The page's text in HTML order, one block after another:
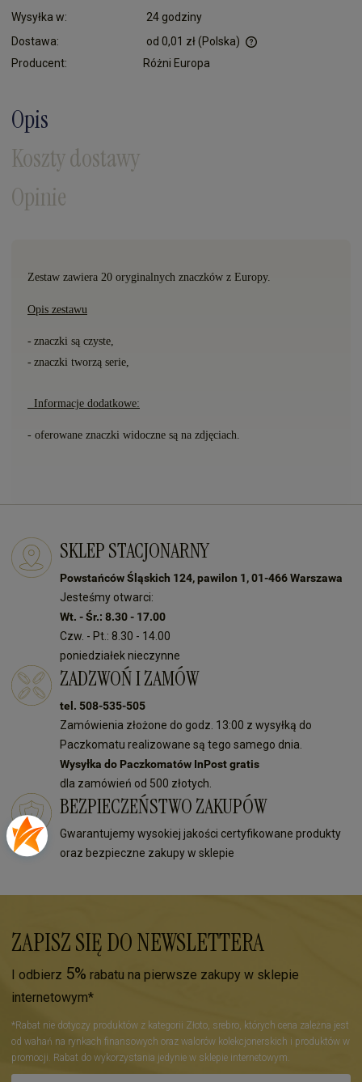
Wysyłka w:
24 godziny
Dostawa:
od 0,01 zł(Polska)
Producent: Różni Europa
Opis
Koszty dostawy
Opinie
Zestaw zawiera 20 oryginalnych znaczków z Europy.
Opis zestawu
- znaczki są czyste,
- znaczki tworzą serie,
Informacje dodatkowe:
- oferowane znaczki widoczne są na zdjęciach.
SKLEP STACJONARNY
Powstańców Śląskich 124, pawilon 1, 01-466 Warszawa
Jesteśmy otwarci:
Wt. - Śr.: 8.30 - 17.00
Czw. - Pt.: 8.30 - 14.00
poniedziałek nieczynne
ZADZWOŃ I ZAMÓW
tel. 508-535-505
Zamówienia złożone do godz. 13:00 z wysyłką do
Paczkomatu realizowane są tego samego dnia.
Wysyłka do Paczkomatów InPost gratis
dla zamówień od 500 złotych.
BEZPIECZEŃSTWO ZAKUPÓW
Gwarantujemy wysokiej jakości certyfikowane produkty
oraz bezpieczne zakupy w sklepie
ZAPISZ SIĘ DO NEWSLETTERA
I odbierz 5% rabatu na pierwsze zakupy w sklepie
internetowym*
*Rabat nie dotyczy produktów z kategorii Złoto, srebro, których cena zależna jest
od wahań na rynkach finansowych oraz walorów kolekcjonerskich i produktów w
promocji. Rabat do wykorzystania jedynie w sklepie internetowym.